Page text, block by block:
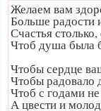
Желаем вам
Больше радости
Счастья
Чтоб душа была
Чтобы сердце
Чтобы радовало
Чтоб с годами не
А цвести и